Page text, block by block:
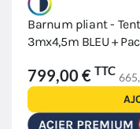
Barnum pliant -
3mx4,5m BLEU +
799,00 € TTC